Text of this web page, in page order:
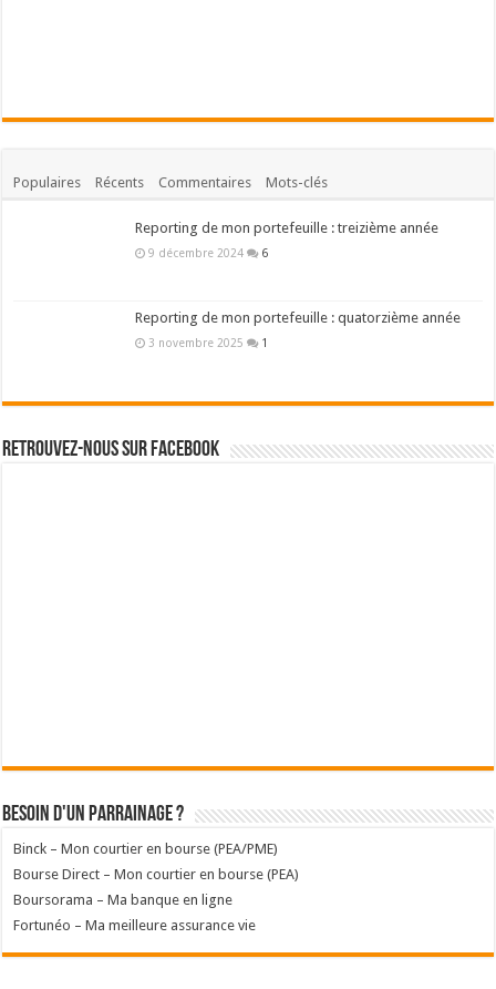
Populaires Récents Commentaires Mots-clés
Reporting de mon portefeuille : treizième année
9 décembre 2024 6
Reporting de mon portefeuille : quatorzième année
3 novembre 2025 1
Retrouvez-nous sur Facebook
Besoin d'un parrainage ?
Binck – Mon courtier en bourse (PEA/PME)
Bourse Direct – Mon courtier en bourse (PEA)
Boursorama – Ma banque en ligne
Fortunéo – Ma meilleure assurance vie